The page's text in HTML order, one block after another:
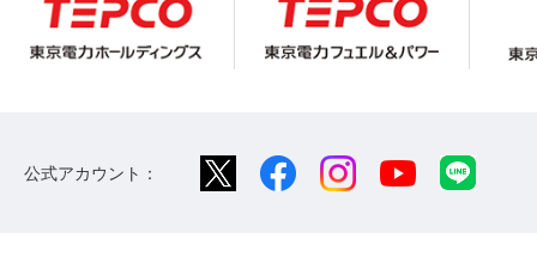
公式アカウント：